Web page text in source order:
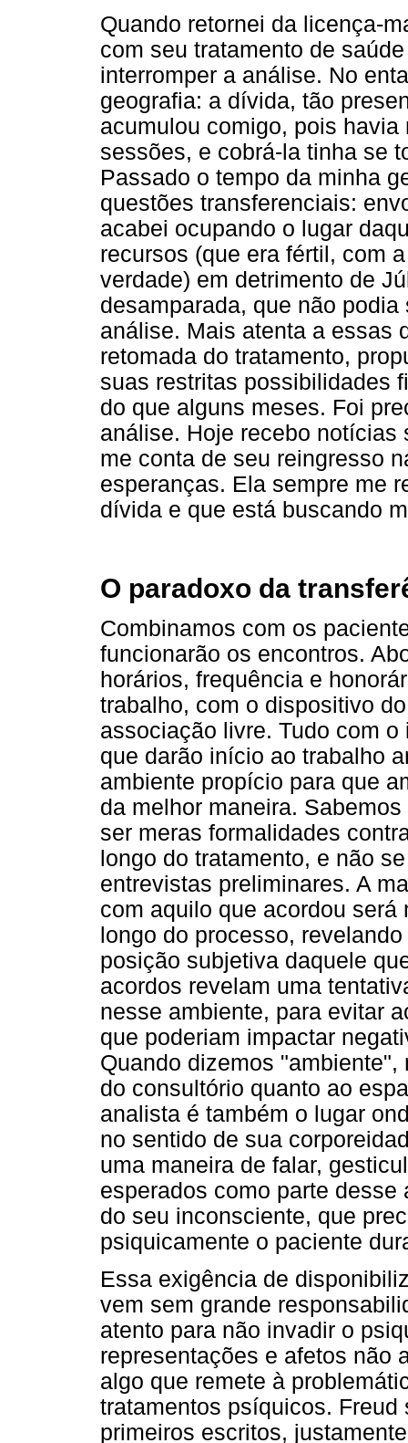
Quando retornei da licença-
com seu tratamento de
interromper a análise. No
geografia: a dívida, tão
acumulou comigo, pois
sessões, e cobrá-la tinha se
Passado o tempo da minha
questões transferenciais:
acabei ocupando o lugar
recursos (que era fértil, com
verdade) em detrimento de
desamparada, que não
análise. Mais atenta a essas
retomada do tratamento,
suas restritas possibilidades
do que alguns meses. Foi
análise. Hoje recebo notícias
me conta de seu reingresso
esperanças. Ela sempre me
dívida e que está buscando
O paradoxo da
Combinamos com os
funcionarão os encontros.
horários, frequência e
trabalho, com o dispositivo
associação livre. Tudo com
que darão início ao trabalho
ambiente propício para que
da melhor maneira.
ser meras formalidades
longo do tratamento, e não
entrevistas preliminares. A
com aquilo que acordou
longo do processo,
posição subjetiva daquele
acordos revelam uma
nesse ambiente, para evitar
que poderiam impactar
Quando dizemos
do consultório quanto ao
analista é também o lugar
no sentido de sua
uma maneira de falar,
esperados como parte
do seu inconsciente, que
psiquicamente o paciente
Essa exigência de
vem sem grande
atento para não invadir o
representações e afetos não
algo que remete à
tratamentos psíquicos.
primeiros escritos,